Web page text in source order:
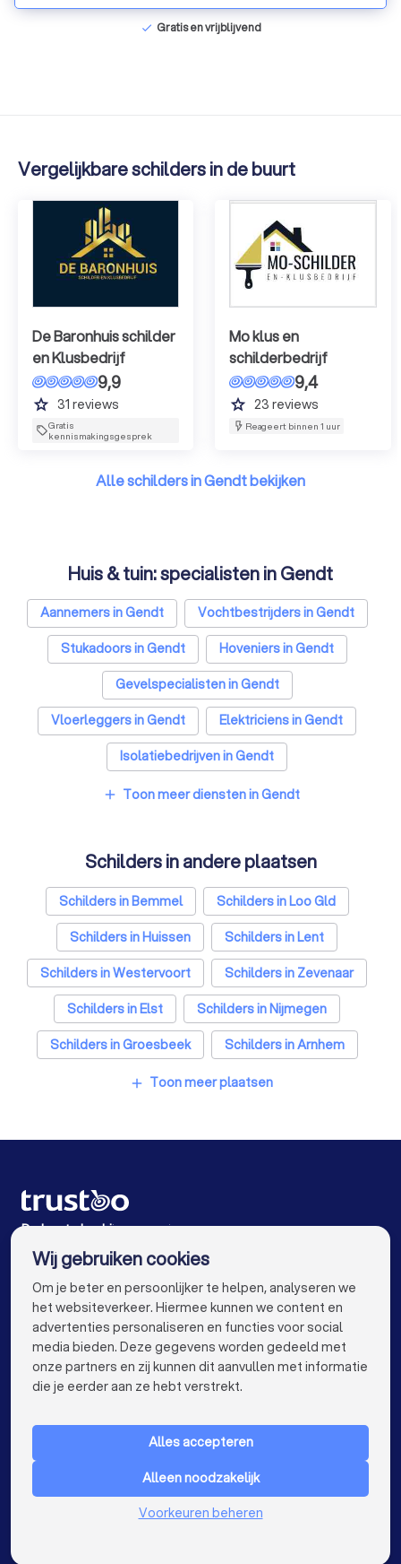
check Gratis en vrijblijvend
Vergelijkbare schilders in de buurt
De Baronhuis schilder
en Klusbedrijf
9,9
grade 31 reviews
Gratis
kennismakingsgesprek
Mo klus en
schilderbedrijf
9,4
grade 23 reviews
Reageert binnen 1 uur
Alle schilders in Gendt bekijken
Huis & tuin: specialisten in Gendt
Aannemers in Gendt
Vochtbestrijders in Gendt
Stukadoors in Gendt
Hoveniers in Gendt
Gevelspecialisten in Gendt
Vloerleggers in Gendt
Elektriciens in Gendt
Isolatiebedrijven in Gendt
Ongediertebestrijders in Gendt
Zonwering specialisten in Gendt
Badkamer installateurs in Gendt
Traprenovatie bedrijven in Gendt
Schoorsteenvegers in Gendt
Hekwerkspecialisten in Gendt
Interieurstylisten in Gendt
Stoffeerders in Gendt
Meubelmakers in Gendt
Klusjesmannen in Gendt
add Toon meer diensten in Gendt
Schilders in andere plaatsen
Schilders in Bemmel
Schilders in Loo Gld
Schilders in Huissen
Schilders in Lent
Schilders in Westervoort
Schilders in Zevenaar
Schilders in Elst
Schilders in Nijmegen
Schilders in Groesbeek
Schilders in Arnhem
Schilders in Amsterdam
Schilders in Rotterdam
Schilders in Groningen
Schilders in Breda
Schilders in Enschede
Schilders in Haarlem
Schilders in Amersfoort
Schilders in Apeldoorn
Schilders in Den Bosch
Schilders in Maastricht
Schilders in Leiden
Schilders in Dordrecht
Schilders in Zoetermeer
add Toon meer plaatsen
De beste bedrijven voor jou
VOOR PARTICULIEREN keyboard_arrow_down
Nederland
Wij gebruiken cookies
Om je beter en persoonlijker te helpen, analyseren we
het websiteverkeer. Hiermee kunnen we content en
advertenties personaliseren en functies voor social
media bieden. Deze gegevens worden gedeeld met
onze partners en zij kunnen dit aanvullen met informatie
die je eerder aan ze hebt verstrekt.
Alles accepteren
Alleen noodzakelijk
Voorkeuren beheren